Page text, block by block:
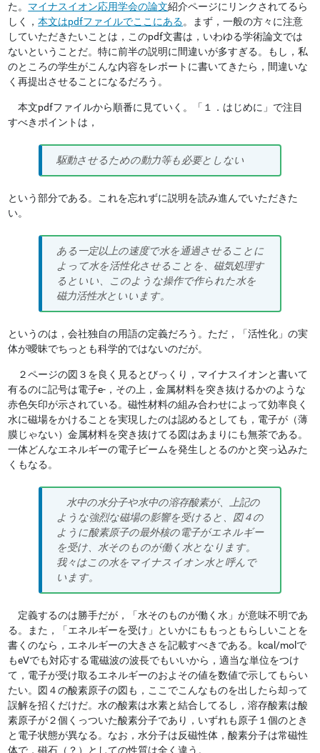
た。 マイナスイオン応用学会の論文紹介ページにリンクされてるら
しく，本文はpdfファイルでここにある。まず，一般の方々に注意
していただきたいことは，このpdf文書は，いわゆる学術論文では
ないということだ。特に前半の説明に間違いが多すぎる。もし，私
のところの学生がこんな内容をレポートに書いてきたら，間違いな
く再提出させることになるだろう。
本文pdfファイルから順番に見ていく。「１．はじめに」で注目
すべきポイントは，
駆動させるための動力等も必要としない
という部分である。これを忘れずに説明を読み進んでいただきた
い。
ある一定以上の速度で水を通過させることに
よって水を活性化させることを、磁気処理す
るといい、このような操作で作られた水を
磁力活性水といいます。
というのは，会社独自の用語の定義だろう。ただ，「活性化」の実
体が曖昧でちっとも科学的ではないのだが。
２ページの図３を良く見るとびっくり，マイナスイオンと書いて
有るのに記号は電子e-，その上，金属材料を突き抜けるかのような
赤色矢印が示されている。磁性材料の組み合わせによって効率良く
水に磁場をかけることを実現したのは認めるとしても，電子が（薄
膜じゃない）金属材料を突き抜けてる図はあまりにも無茶である。
一体どんなエネルギーの電子ビームを発生しとるのかと突っ込みた
くもなる。
水中の水分子や水中の溶存酸素が、上記の
ような強烈な磁場の影響を受けると、図４の
ように酸素原子の最外核の電子がエネルギー
を受け、水そのものが働く水となります。
我々はこの水をマイナスイオン水と呼んで
います。
定義するのは勝手だが，「水そのものが働く水」が意味不明であ
る。また，「エネルギーを受け」といかにももっともらしいことを
書くのなら，エネルギーの大きさを記載すべきである。kcal/molで
もeVでも対応する電磁波の波長でもいいから，適当な単位をつけ
て，電子が受け取るエネルギーのおよその値を数値で示してもらい
たい。図４の酸素原子の図も，ここでこんなものを出したら却って
誤解を招くだけだ。水の酸素は水素と結合してるし，溶存酸素は酸
素原子が２個くっついた酸素分子であり，いずれも原子１個のとき
と電子状態が異なる。なお，水分子は反磁性体，酸素分子は常磁性
体で，磁石（？）としての性質は全く違う。